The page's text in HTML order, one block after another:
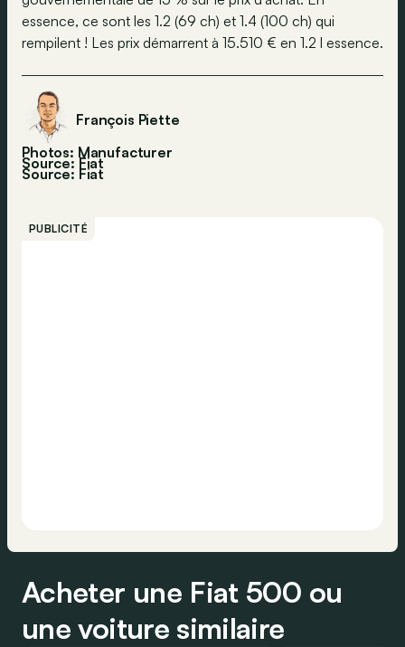
essence, ce sont les 1.2 (69 ch) et 1.4 (100 ch) qui
rempilent ! Les prix démarrent à 15.510 € en 1.2 l essence.
François Piette
Photos: Manufacturer
Source: Fiat
Source: Fiat
PUBLICITÉ
Acheter une Fiat 500 ou
une voiture similaire